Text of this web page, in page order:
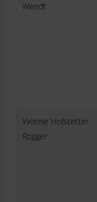
Wendt
Yvonne Hofstetter
Rogger